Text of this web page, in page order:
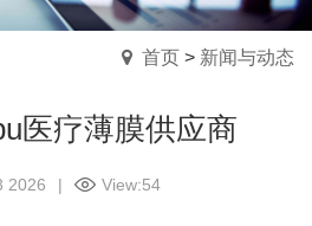
首页 > 新闻与动态
医疗薄膜供应商
2026 | View:54